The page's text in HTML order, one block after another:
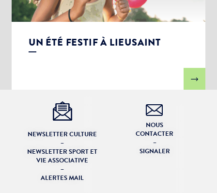
UN ÉTÉ FESTIF À LIEUSAINT
NEWSLETTER CULTURE
–
NEWSLETTER SPORT ET
VIE ASSOCIATIVE
–
ALERTES MAIL
NOUS
CONTACTER
–
SIGNALER